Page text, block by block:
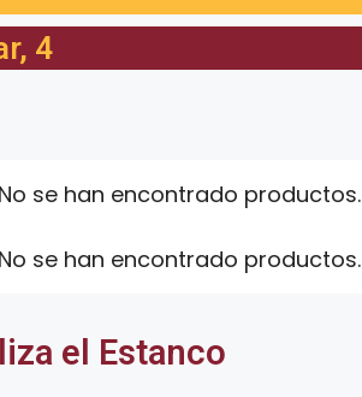
4
No se han encontrado productos.
No se han encontrado productos.
el Estanco